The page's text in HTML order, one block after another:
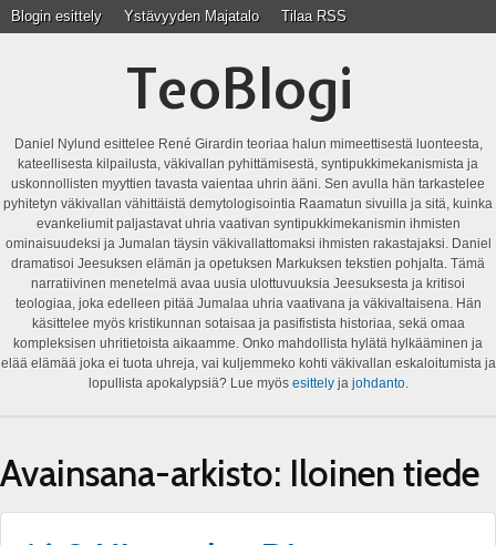
Blogin esittely Ystävyyden Majatalo Tilaa RSS
TeoBlogi
Daniel Nylund esittelee René Girardin teoriaa halun mimeettisestä luonteesta,
kateellisesta kilpailusta, väkivallan pyhittämisestä, syntipukkimekanismista ja
uskonnollisten myyttien tavasta vaientaa uhrin ääni. Sen avulla hän tarkastelee
pyhitetyn väkivallan vähittäistä demytologisointia Raamatun sivuilla ja sitä, kuinka
evankeliumit paljastavat uhria vaativan syntipukkimekanismin ihmisten
ominaisuudeksi ja Jumalan täysin väkivallattomaksi ihmisten rakastajaksi. Daniel
dramatisoi Jeesuksen elämän ja opetuksen Markuksen tekstien pohjalta. Tämä
narratiivinen menetelmä avaa uusia ulottuvuuksia Jeesuksesta ja kritisoi
teologiaa, joka edelleen pitää Jumalaa uhria vaativana ja väkivaltaisena. Hän
käsittelee myös kristikunnan sotaisaa ja pasifistista historiaa, sekä omaa
kompleksisen uhritietoista aikaamme. Onko mahdollista hylätä hylkääminen ja
elää elämää joka ei tuota uhreja, vai kuljemmeko kohti väkivallan eskaloitumista ja
lopullista apokalypsiä? Lue myös esittelyja johdanto.
Avainsana-arkisto: Iloinen tiede